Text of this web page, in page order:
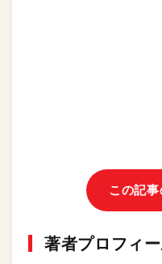
この記
著者プロフィ